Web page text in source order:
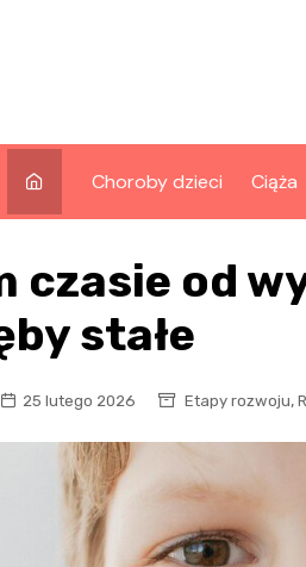
Choroby dzieci Ciąża
czasie od
stałe
25 lutego 2026 Etapy rozwoju,